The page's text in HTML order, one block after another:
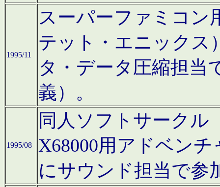
1995/11
スーパーファミコン
テット・エニックス
タ・データ圧縮担当
義）。
1995/08
同人ソフトサークル
X68000用アドベン
にサウンド担当で参